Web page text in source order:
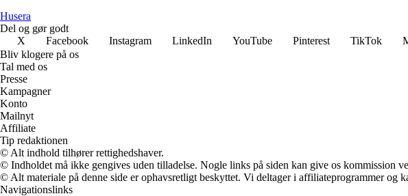
Husera
Del og gør godt
X
Facebook Instagram LinkedIn YouTube Pinterest TikTok
Bliv klogere på os
Tal med os
Presse
Kampagner
Konto
Mailnyt
Affiliate
Tip redaktionen
© Alt indhold tilhører rettighedshaver.
© Indholdet må ikke gengives uden tilladelse. Nogle links på siden kan give os kommission
© Alt materiale på denne side er ophavsretligt beskyttet. Vi deltager i affiliateprogrammer
Navigationslinks